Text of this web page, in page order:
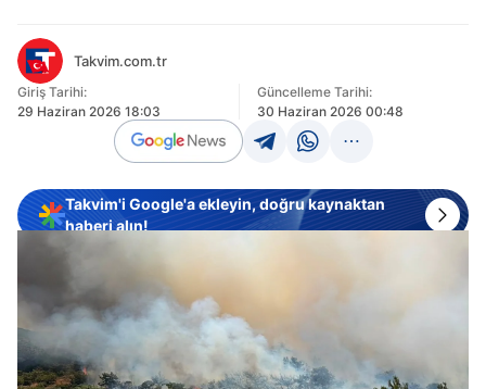
Takvim.com.tr
Giriş Tarihi:
29 Haziran 2026 18:03
Güncelleme Tarihi:
30 Haziran 2026 00:48
Takvim'i Google'a ekleyin, doğru kaynaktan
haberi alın!